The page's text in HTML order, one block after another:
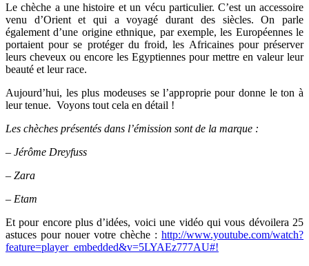
Le chèche a une histoire et un vécu particulier. C’est un accessoire
venu d’Orient et qui a voyagé durant des siècles. On parle
également d’une origine ethnique, par exemple, les Européennes le
portaient pour se protéger du froid, les Africaines pour préserver
leurs cheveux ou encore les Egyptiennes pour mettre en valeur leur
beauté et leur race.
Aujourd’hui, les plus modeuses se l’approprie pour donne le ton à
leur tenue. Voyons tout cela en détail !
Les chèches présentés dans l’émission sont de la marque :
– Jérôme Dreyfuss
– Zara
– Etam
Et pour encore plus d’idées, voici une vidéo qui vous dévoilera 25
astuces pour nouer votre chèche : http://www.youtube.com/watch?
feature=player_embedded&v=5LYAEz777AU#!